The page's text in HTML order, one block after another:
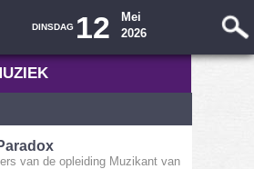
DINSDAG 12
Mei
2026
van de opleiding Muzikant van